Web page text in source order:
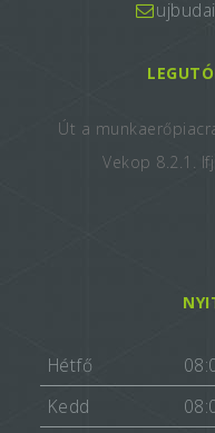
Út a
Vekop 8.2.1.
Hétfő
Kedd